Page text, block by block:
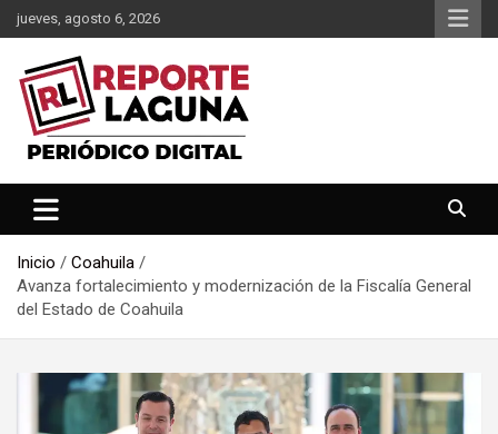
Saltar
al
contenido
jueves, agosto 6, 2026
Reporte Laguna
Inicio
Coahuila
Avanza fortalecimiento y modernización de la Fiscalía General
del Estado de Coahuila